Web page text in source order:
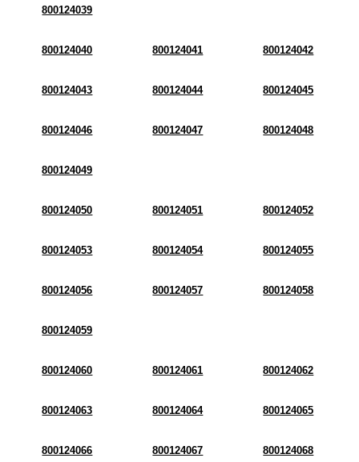
800124039
800124040 800124041 800124042
800124043 800124044 800124045
800124046 800124047 800124048
800124049
800124050 800124051 800124052
800124053 800124054 800124055
800124056 800124057 800124058
800124059
800124060 800124061 800124062
800124063 800124064 800124065
800124066 800124067 800124068